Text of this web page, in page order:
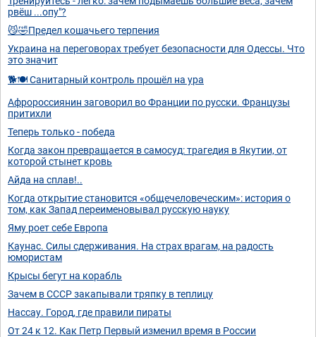
рвёш ...опу"?
😼🤣Предел кошачьего терпения
Украина на переговорах требует безопасности для Одессы. Что
это значит
🐕🍽️ Санитарный контроль прошёл на ура
Афророссиянин заговорил во Франции по русски. Французы
притихли
Теперь только - победа
Когда закон превращается в самосуд: трагедия в Якутии, от
которой стынет кровь
Айда на сплав!..
Когда открытие становится «общечеловеческим»: история о
том, как Запад переименовывал русскую науку
Яму роет себе Европа
Каунас. Силы сдерживания. На страх врагам, на радость
юмористам
Крысы бегут на корабль
Зачем в СССР закапывали тряпку в теплицу
Нассау. Город, где правили пираты
От 24 к 12. Как Петр Первый изменил время в России